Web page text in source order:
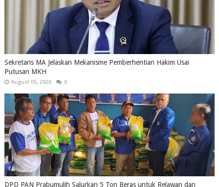
Sekretaris MA Jelaskan Mekanisme Pemberhentian Hakim Usai
Putusan MKH
August 05, 2026 0
DPD PAN Prabumulih Salurkan 5 Ton Beras untuk Relawan dan